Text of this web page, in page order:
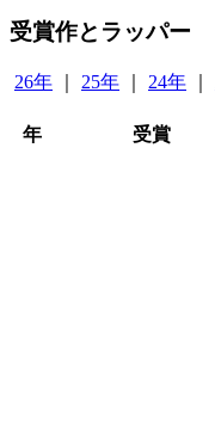
受賞作とラッパー
26年 25年 24年
年 受賞